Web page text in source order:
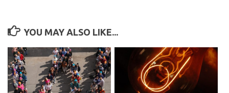
YOU MAY ALSO LIKE...